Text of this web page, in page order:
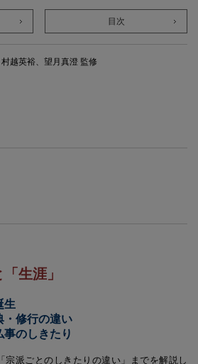
目次
越英裕、望月真澄 監修
生涯」
生
・修行の違い
のしきたり
宗派ごとのしきたりの違い」までを解説し